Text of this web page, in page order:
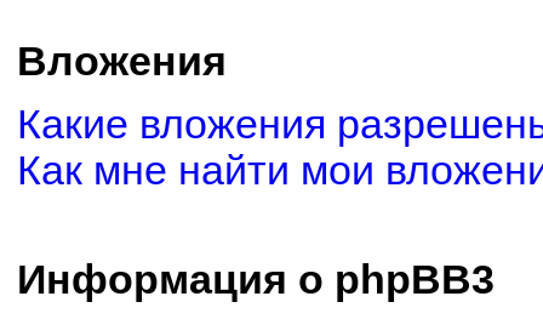
Вложения
Какие вложения
Как мне найти мои
Информация о phpBB3